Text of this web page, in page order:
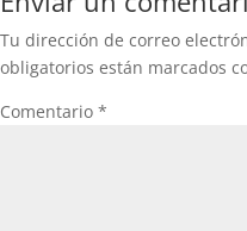
Tu dirección de correo
obligatorios están marcados
Comentario *